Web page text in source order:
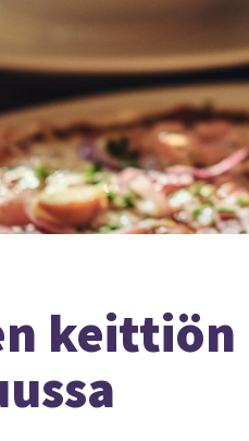
keittiön